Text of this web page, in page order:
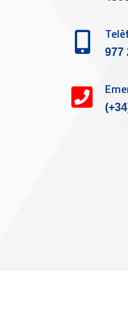
977